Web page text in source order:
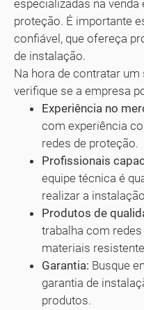
especializadas na
proteção. É importante
confiável, que ofereça
de instalação.
Na hora de contratar
verifique se a empresa
Experiência no
com experiência
redes de proteção.
Profissionais
equipe técnica é
realizar a
Produtos de
trabalha com
materiais
Garantia: Busque
garantia de
produtos.